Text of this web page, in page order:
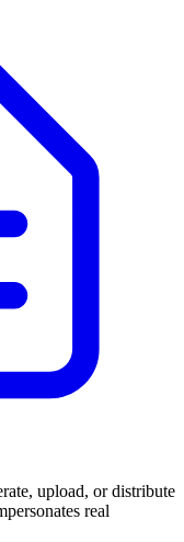
upload, or distribute
real